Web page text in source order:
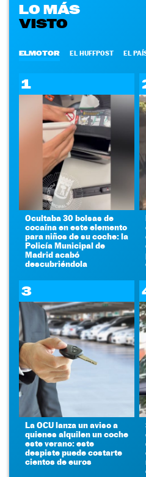
LO MÁS
VISTO
ELMOTOR EL HUFFPOST EL
1
Ocultaba 30 bolsas de
cocaína en este elemento
para niños de su coche: la
Policía Municipal de
Madrid acabó
descubriéndola
3
La OCU lanza un aviso a
quienes alquilen un coche
este verano: este
despiste puede costarte
cientos de euros